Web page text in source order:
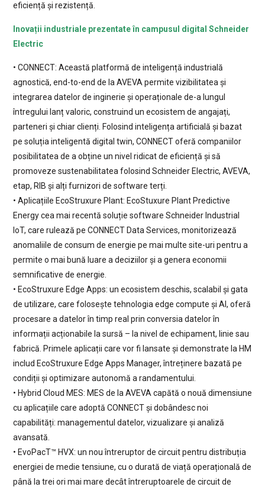
eficiență și rezistență.
Inovații industriale prezentate în campusul digital Schneider
Electric
• CONNECT: Această platformă de inteligență industrială
agnostică, end-to-end de la AVEVA permite vizibilitatea și
integrarea datelor de inginerie și operaționale de-a lungul
întregului lanț valoric, construind un ecosistem de angajați,
parteneri și chiar clienți. Folosind inteligența artificială și bazat
pe soluția inteligentă digital twin, CONNECT oferă companiilor
posibilitatea de a obține un nivel ridicat de eficiență și să
promoveze sustenabilitatea folosind Schneider Electric, AVEVA,
etap, RIB și alți furnizori de software terți.
• Aplicațiile EcoStruxure Plant: EcoStuxure Plant Predictive
Energy cea mai recentă soluție software Schneider Industrial
IoT, care rulează pe CONNECT Data Services, monitorizează
anomaliile de consum de energie pe mai multe site-uri pentru a
permite o mai bună luare a deciziilor și a genera economii
semnificative de energie.
• EcoStruxure Edge Apps: un ecosistem deschis, scalabil și gata
de utilizare, care folosește tehnologia edge compute și AI, oferă
procesare a datelor în timp real prin conversia datelor în
informații acționabile la sursă – la nivel de echipament, linie sau
fabrică. Primele aplicații care vor fi lansate și demonstrate la HM
includ EcoStruxure Edge Apps Manager, întreținere bazată pe
condiții și optimizare autonomă a randamentului.
• Hybrid Cloud MES: MES de la AVEVA capătă o nouă dimensiune
cu aplicațiile care adoptă CONNECT și dobândesc noi
capabilități: managementul datelor, vizualizare și analiză
avansată.
• EvoPacT™ HVX: un nou întreruptor de circuit pentru distribuția
energiei de medie tensiune, cu o durată de viață operațională de
până la trei ori mai mare decât întreruptoarele de circuit de